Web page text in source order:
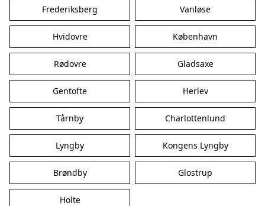
Frederiksberg Vanløse
Hvidovre København
Rødovre Gladsaxe
Gentofte Herlev
Tårnby Charlottenlund
Lyngby Kongens Lyngby
Brøndby Glostrup
Holte